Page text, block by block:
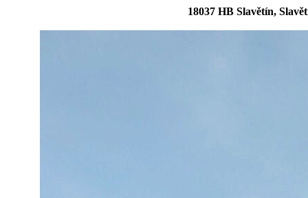
18037 HB Slavětín,